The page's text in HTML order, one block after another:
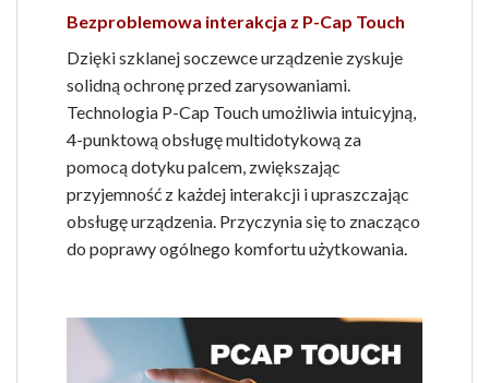
Bezproblemowa interakcja z P-Cap Touch
Dzięki szklanej soczewce urządzenie zyskuje
solidną ochronę przed zarysowaniami.
Technologia P-Cap Touch umożliwia intuicyjną,
4-punktową obsługę multidotykową za
pomocą dotyku palcem, zwiększając
przyjemność z każdej interakcji i upraszczając
obsługę urządzenia. Przyczynia się to znacząco
do poprawy ogólnego komfortu użytkowania.